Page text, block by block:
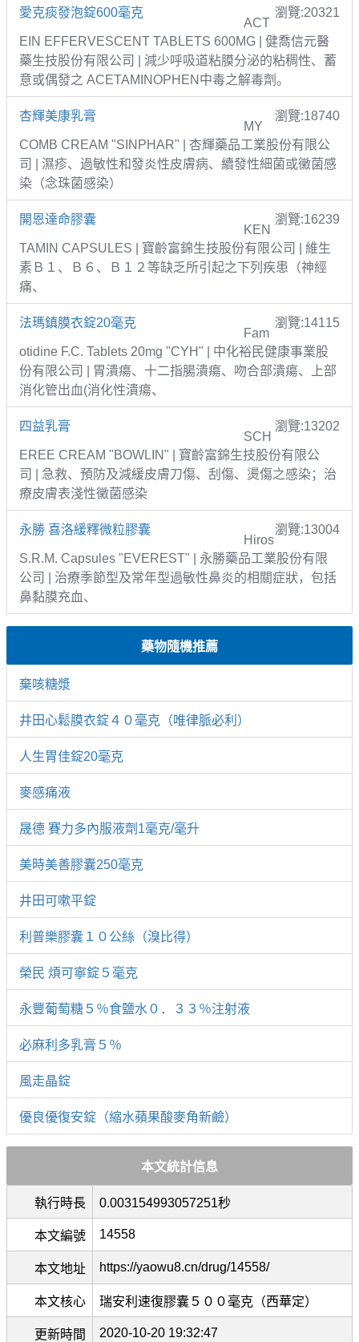
愛克痰發泡錠600毫克 瀏覽:20321
ACT
EIN EFFERVESCENT TABLETS 600MG | 健喬信元醫
藥生技股份有限公司 | 減少呼吸道粘膜分泌的粘稠性、蓄
意或偶發之 ACETAMINOPHEN中毒之解毒劑。
杏輝美康乳膏 瀏覽:18740
MY
COMB CREAM "SINPHAR" | 杏輝藥品工業股份有限公
司 | 濕疹、過敏性和發炎性皮膚病、續發性細菌或黴菌感
染（念珠菌感染）
開恩達命膠囊 瀏覽:16239
KEN
TAMIN CAPSULES | 寶齡富錦生技股份有限公司 | 維生
素Ｂ１、Ｂ６、Ｂ１２等缺乏所引起之下列疾患（神經
痛、
法瑪鎮膜衣錠20毫克 瀏覽:14115
Fam
otidine F.C. Tablets 20mg "CYH" | 中化裕民健康事業股
份有限公司 | 胃潰瘍、十二指腸潰瘍、吻合部潰瘍、上部
消化管出血(消化性潰瘍、
四益乳膏 瀏覽:13202
SCH
EREE CREAM "BOWLIN" | 寶齡富錦生技股份有限公
司 | 急救、預防及減緩皮膚刀傷、刮傷、燙傷之感染；治
療皮膚表淺性黴菌感染
永勝 喜洛緩釋微粒膠囊 瀏覽:13004
Hiros
S.R.M. Capsules "EVEREST" | 永勝藥品工業股份有限
公司 | 治療季節型及常年型過敏性鼻炎的相關症狀，包括
鼻黏膜充血、
藥物隨機推薦
棄咳糖漿
井田心鬆膜衣錠４０毫克（唯律脈必利）
人生胃佳錠20毫克
麥感痛液
晟德 賽力多內服液劑1毫克/毫升
美時美善膠囊250毫克
井田可嗽平錠
利普樂膠囊１０公絲（溴比得）
榮民 煩可寧錠５毫克
永豐葡萄糖５％食鹽水０．３３％注射液
必麻利多乳膏５％
風走晶錠
優良優復安錠（縮水蘋果酸麥角新鹼）
本文統計信息
執行時長 0.003154993057251秒
本文編號 14558
本文地址 https://yaowu8.cn/drug/14558/
本文核心 瑞安利速復膠囊５００毫克（西華定）
更新時間 2020-10-20 19:32:47